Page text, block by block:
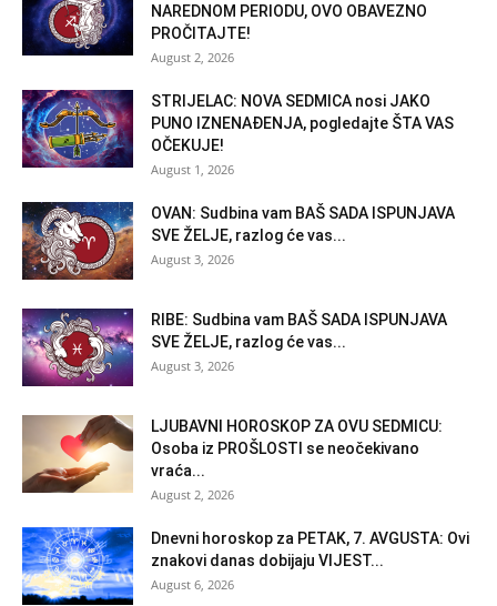
NAREDNOM PERIODU, OVO OBAVEZNO
PROČITAJTE!
August 2, 2026
STRIJELAC: NOVA SEDMICA nosi JAKO
PUNO IZNENAĐENJA, pogledajte ŠTA VAS
OČEKUJE!
August 1, 2026
OVAN: Sudbina vam BAŠ SADA ISPUNJAVA
SVE ŽELJE, razlog će vas...
August 3, 2026
RIBE: Sudbina vam BAŠ SADA ISPUNJAVA
SVE ŽELJE, razlog će vas...
August 3, 2026
LJUBAVNI HOROSKOP ZA OVU SEDMICU:
Osoba iz PROŠLOSTI se neočekivano
vraća...
August 2, 2026
Dnevni horoskop za PETAK, 7. AVGUSTA: Ovi
znakovi danas dobijaju VIJEST...
August 6, 2026